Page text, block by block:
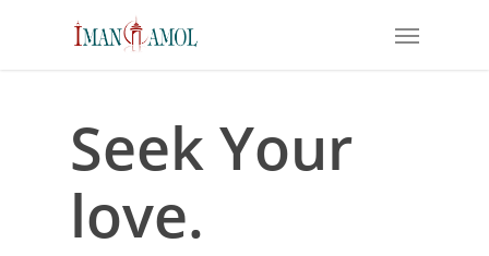
Menu
Seek Your
love.